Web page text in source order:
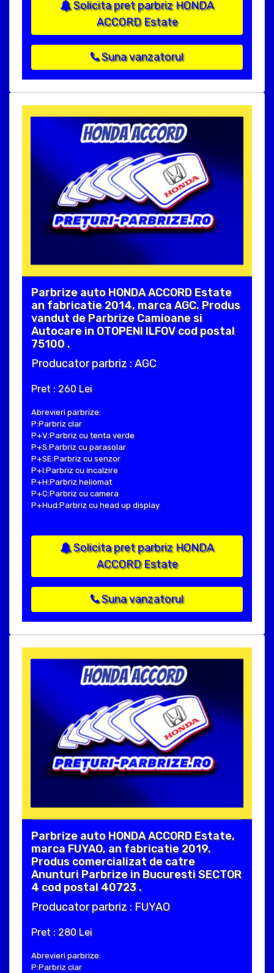
Solicita pret parbriz HONDA
ACCORD Estate
Suna vanzatorul
Parbrize auto HONDA ACCORD Estate
an fabricatie 2014, marca AGC. Produs
vandut de Parbrize Camioane si
Autocare in OTOPENI ILFOV cod postal
75100 .
Producator parbriz : AGC
Pret : 260 Lei
Abrevieri parbrize:
P:Parbriz clar
P+V:Parbriz cu tenta verde
P+S:Parbriz cu parasolar
P+SE:Parbriz cu senzor
P+I:Parbriz cu incalzire
P+H:Parbriz heliomat
P+C:Parbriz cu camera
P+Hud:Parbriz cu head up display
Solicita pret parbriz HONDA
ACCORD Estate
Suna vanzatorul
Parbrize auto HONDA ACCORD Estate,
marca FUYAO, an fabricatie 2019.
Produs comercializat de catre
Anunturi Parbrize in Bucuresti SECTOR
4 cod postal 40723 .
Producator parbriz : FUYAO
Pret : 280 Lei
Abrevieri parbrize:
P:Parbriz clar